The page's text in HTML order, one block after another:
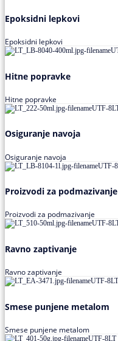
Epoksidni lepkovi
Epoksidni lepkovi
Hitne popravke
Hitne popravke
Osiguranje navoja
Osiguranje navoja
Proizvodi za podmazivanje
Proizvodi za podmazivanje
Ravno zaptivanje
Ravno zaptivanje
Smese punjene metalom
Smese punjene metalom